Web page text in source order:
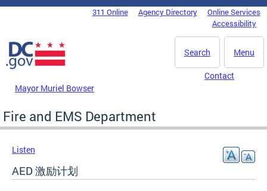
Skip to main content
DC Agency Top Menu311 Online Agency Directory
Online Services
Accessibility
Menu
Search
Mayor Muriel Bowser
Contact
Fire and EMS Department
Listen
AED 激励计划